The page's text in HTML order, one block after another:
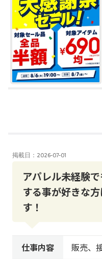
掲載日：2026-07-01
アパレル未経験
する事が好きな
す！
仕事内容
販売、